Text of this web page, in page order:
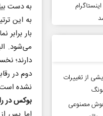
به دست
بار
می‌شود.
دارند؛
دوم در
نشده
بوکس در
از تغییرات
هوش مصنوعی